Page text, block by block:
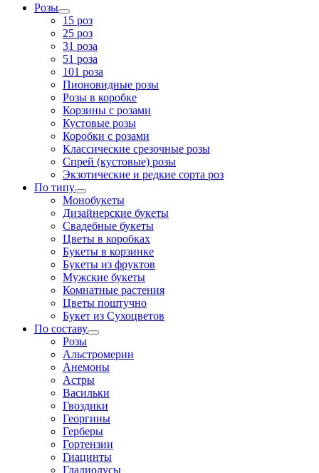
Розы
15 роз
25 роз
31 роза
51 роза
101 роза
Пионовидные розы
Розы в коробке
Корзины с розами
Кустовые розы
Коробки с розами
Классические срезочные розы
Спрей (кустовые) розы
Экзотические и редкие сорта роз
По типу
Монобукеты
Дизайнерские букеты
Свадебные букеты
Цветы в коробках
Букеты в корзинке
Букеты из фруктов
Мужские букеты
Комнатные растения
Цветы поштучно
Букет из Сухоцветов
По составу
Розы
Альстромерии
Анемоны
Астры
Васильки
Гвоздики
Георгины
Герберы
Гортензии
Гиацинты
Гладиолусы